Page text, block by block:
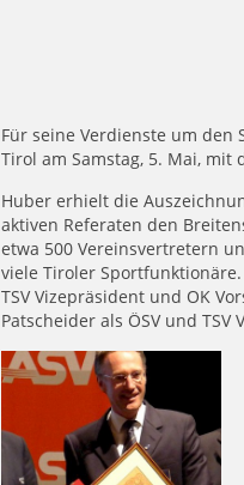
Für seine Verdienste um den
Tirol am Samstag, 5. Mai, mit
Huber erhielt die
aktiven Referaten den
etwa 500 Vereinsvertretern
viele Tiroler Sportfunktionäre.
TSV Vizepräsident und OK
Patscheider als ÖSV und